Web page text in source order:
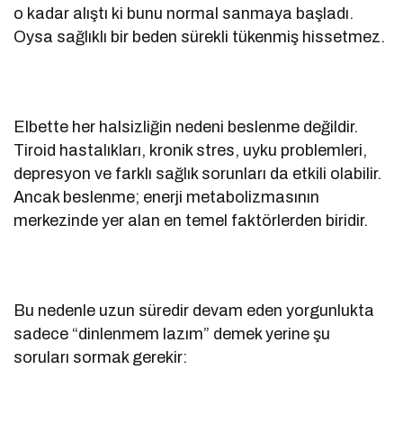
o kadar alıştı ki bunu normal sanmaya başladı.
Oysa sağlıklı bir beden sürekli tükenmiş hissetmez.
Elbette her halsizliğin nedeni beslenme değildir.
Tiroid hastalıkları, kronik stres, uyku problemleri,
depresyon ve farklı sağlık sorunları da etkili olabilir.
Ancak beslenme; enerji metabolizmasının
merkezinde yer alan en temel faktörlerden biridir.
Bu nedenle uzun süredir devam eden yorgunlukta
sadece “dinlenmem lazım” demek yerine şu
soruları sormak gerekir: